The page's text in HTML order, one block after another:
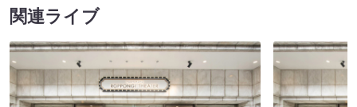
関連ライブ